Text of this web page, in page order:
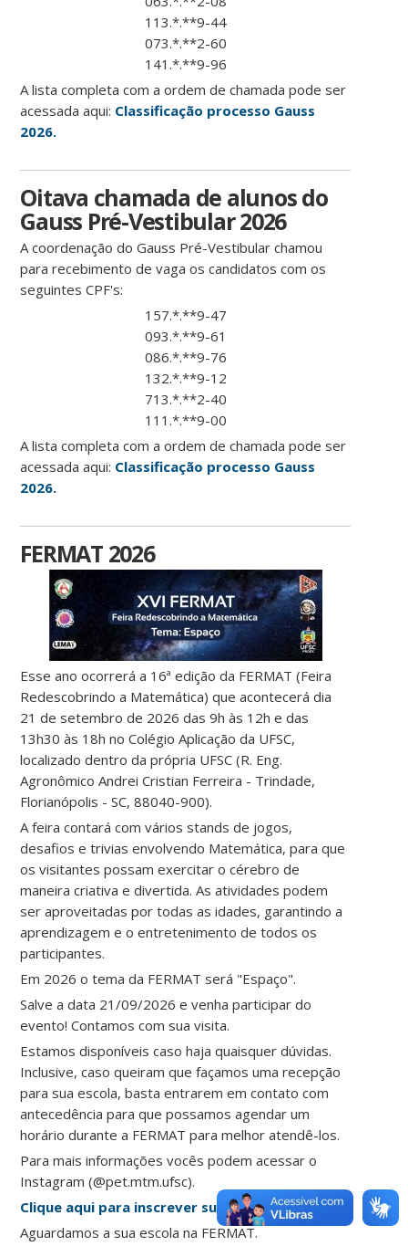
113.*.**9-44
073.*.**2-60
141.*.**9-96
A lista completa com a ordem de chamada pode ser
acessada aqui: Classificação processo Gauss
2026.
Oitava chamada de alunos do
Gauss Pré-Vestibular 2026
A coordenação do Gauss Pré-Vestibular chamou
para recebimento de vaga os candidatos com os
seguintes CPF's:
157.*.**9-47
093.*.**9-61
086.*.**9-76
132.*.**9-12
713.*.**2-40
111.*.**9-00
A lista completa com a ordem de chamada pode ser
acessada aqui: Classificação processo Gauss
2026.
FERMAT 2026
Esse ano ocorrerá a 16ª edição da FERMAT (Feira
Redescobrindo a Matemática) que acontecerá dia
21 de setembro de 2026 das 9h às 12h e das
13h30 às 18h no Colégio Aplicação da UFSC,
localizado dentro da própria UFSC (R. Eng.
Agronômico Andrei Cristian Ferreira - Trindade,
Florianópolis - SC, 88040-900).
A feira contará com vários stands de jogos,
desafios e trivias envolvendo Matemática, para que
os visitantes possam exercitar o cérebro de
maneira criativa e divertida. As atividades podem
ser aproveitadas por todas as idades, garantindo a
aprendizagem e o entretenimento de todos os
participantes.
Em 2026 o tema da FERMAT será "Espaço".
Salve a data 21/09/2026 e venha participar do
evento! Contamos com sua visita.
Estamos disponíveis caso haja quaisquer dúvidas.
Inclusive, caso queiram que façamos uma recepção
para sua escola, basta entrarem em contato com
antecedência para que possamos agendar um
horário durante a FERMAT para melhor atendê-los.
Para mais informações vocês podem acessar o
Instagram (@pet.mtm.ufsc).
Clique aqui para inscrever sua escola na feira.
Aguardamos a sua escola na FERMAT.